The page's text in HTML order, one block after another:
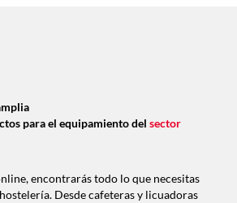
para el equipamiento del sector
encontrarás todo lo que necesitas
Desde cafeteras y licuadoras